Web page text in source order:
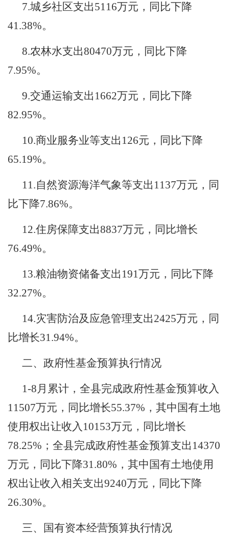
7.城乡社区支出5116万元，同比下降
41.38%。
8.农林水支出80470万元，同比下降
7.95%。
9.交通运输支出 1662万元，同比下降
82.95%。
10.商业服务业等支出 126元，同比下降
65.19%。
11.自然资源海洋气象等支出 1137万元，同
比下降7.86%。
12.住房保障支出8837万元，同比增长
76.49%。
13.粮油物资储备支出 191万元，同比下降
32.27%。
14.灾害防治及应急管理支出2425万元，同
比增长31.94%。
二、政府性基金预算执行情况
1-8月累计， 全县完成政府性基金预算收入
11507万元，同比增长55.37% ，其中 国有土地
使用权出让收入 10153万元，同比增长
78.25% ； 全县完成政府性基金预算支出 14370
万元，同比下降31.80% ，其中 国有土地使用
权出让收入相关支出9240万元，同比下降
26.30%。
三、国有资本经营预算执行情况